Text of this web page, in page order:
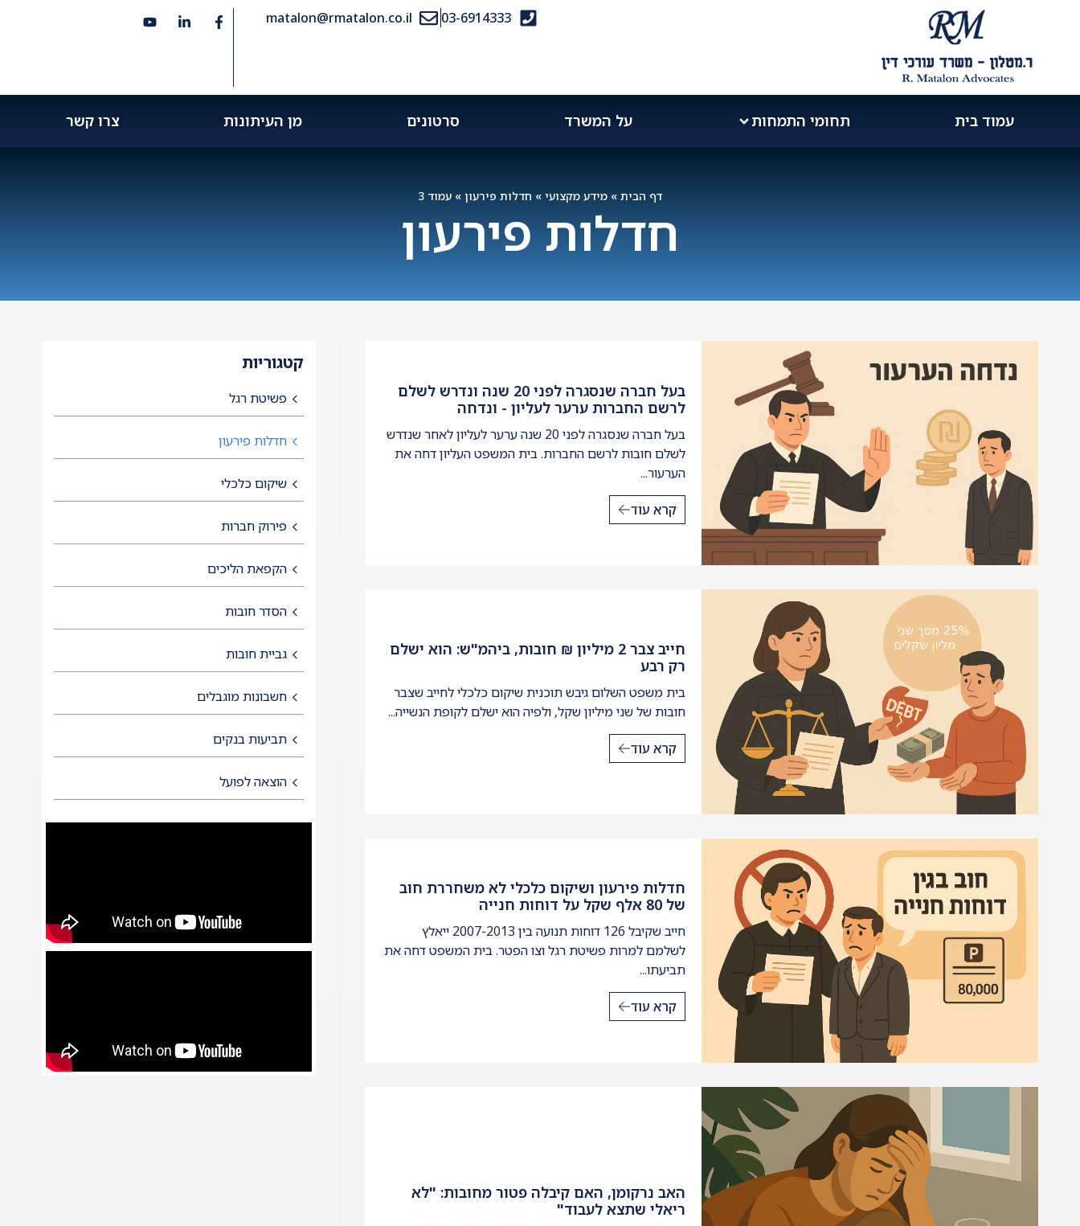
03-6914333
matalon@rmatalon.co.il
עמוד בית תחומי התמחות על המשרד סרטונים מן העיתונות צרו קשר
דף הבית » מידע מקצועי » חדלות פירעון » עמוד 3
חדלות פירעון
בעל חברה שנסגרה לפני 20 שנה ונדרש לשלם
לרשם החברות ערער לעליון - ונדחה
בעל חברה שנסגרה לפני 20 שנה ערער לעליון לאחר שנדרש
לשלם חובות לרשם החברות. בית המשפט העליון דחה את
הערעור...
קרא עוד
חייב צבר 2 מיליון ₪ חובות, ביהמ"ש: הוא ישלם
רק רבע
בית משפט השלום גיבש תוכנית שיקום כלכלי לחייב שצבר
חובות של שני מיליון שקל, ולפיה הוא ישלם לקופת הנשייה...
קרא עוד
חדלות פירעון ושיקום כלכלי לא משחררת חוב
של 80 אלף שקל על דוחות חנייה
חייב שקיבל 126 דוחות תנועה בין 2007-2013 ייאלץ
לשלמם למרות פשיטת רגל וצו הפטר. בית המשפט דחה את
תביעתו...
קרא עוד
האב נרקומן, האם קיבלה פטור מחובות: "לא
ריאלי שתצא לעבוד"
קטגוריות
פשיטת רגל
חדלות פירעון
שיקום כלכלי
פירוק חברות
הקפאת הליכים
הסדר חובות
גביית חובות
חשבונות מוגבלים
תביעות בנקים
הוצאה לפועל